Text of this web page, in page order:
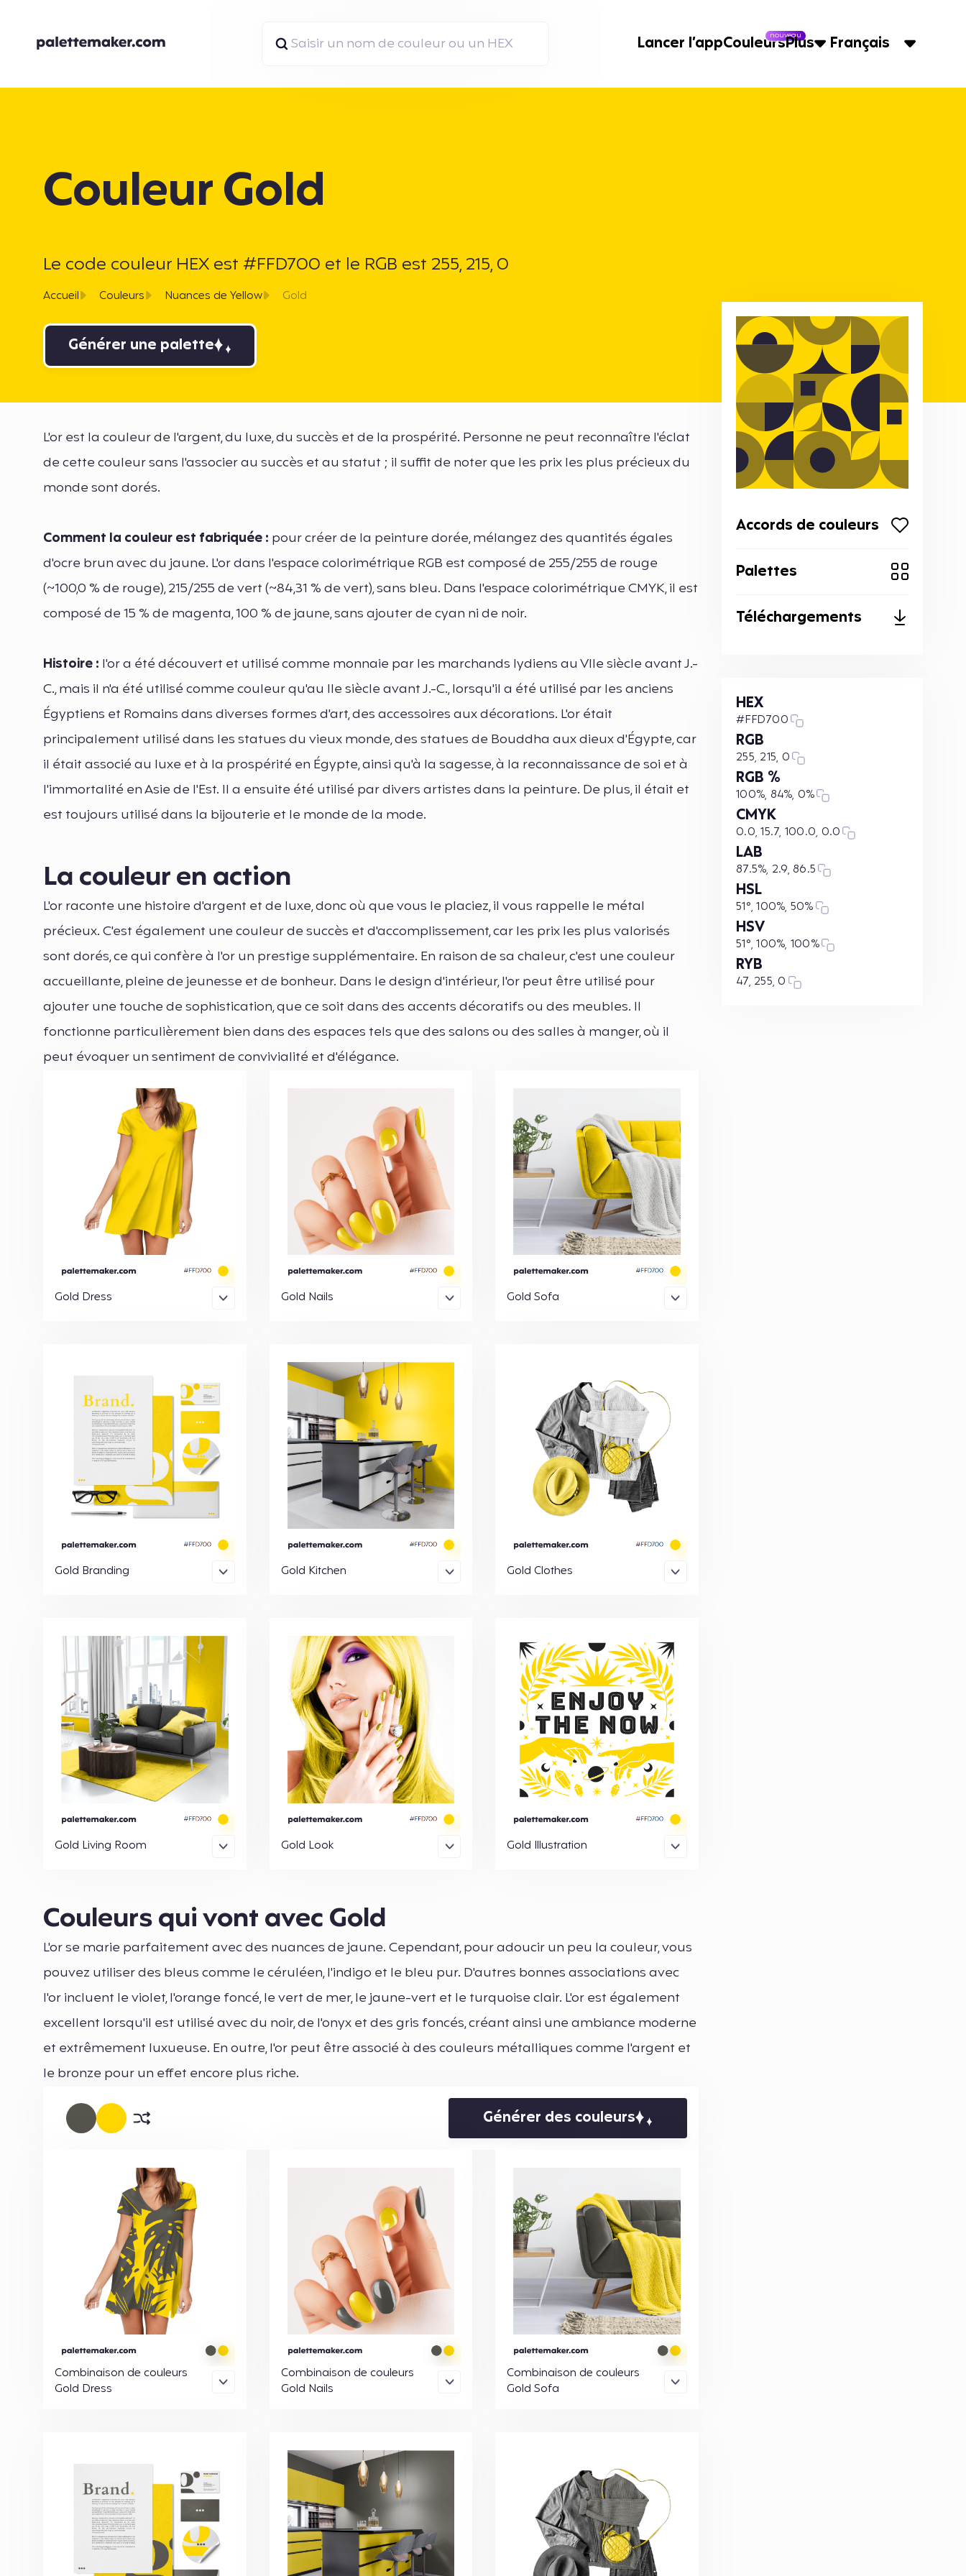
Lancer l’appCouleursnouveauPlus Français
Couleur Gold
Le code couleur HEX est #FFD700 et le RGB est 255, 215, 0
Accueil Couleurs Nuances de Yellow Gold
Générer une palette
L'or est la couleur de l'argent, du luxe, du succès et de la prospérité. Personne ne peut reconnaître l'éclat
de cette couleur sans l'associer au succès et au statut ; il suffit de noter que les prix les plus précieux du
monde sont dorés.
Comment la couleur est fabriquée : pour créer de la peinture dorée, mélangez des quantités égales
d'ocre brun avec du jaune. L'or dans l'espace colorimétrique RGB est composé de 255/255 de rouge
(~100,0 % de rouge), 215/255 de vert (~84,31 % de vert), sans bleu. Dans l'espace colorimétrique CMYK, il est
composé de 15 % de magenta, 100 % de jaune, sans ajouter de cyan ni de noir.
Histoire : l'or a été découvert et utilisé comme monnaie par les marchands lydiens au VIIe siècle avant J.-
C., mais il n'a été utilisé comme couleur qu'au IIe siècle avant J.-C., lorsqu'il a été utilisé par les anciens
Égyptiens et Romains dans diverses formes d'art, des accessoires aux décorations. L'or était
principalement utilisé dans les statues du vieux monde, des statues de Bouddha aux dieux d'Égypte, car
il était associé au luxe et à la prospérité en Égypte, ainsi qu'à la sagesse, à la reconnaissance de soi et à
l'immortalité en Asie de l'Est. Il a ensuite été utilisé par divers artistes dans la peinture. De plus, il était et
est toujours utilisé dans la bijouterie et le monde de la mode.
La couleur en action
L'or raconte une histoire d'argent et de luxe, donc où que vous le placiez, il vous rappelle le métal
précieux. C'est également une couleur de succès et d'accomplissement, car les prix les plus valorisés
sont dorés, ce qui confère à l'or un prestige supplémentaire. En raison de sa chaleur, c'est une couleur
accueillante, pleine de jeunesse et de bonheur. Dans le design d'intérieur, l'or peut être utilisé pour
ajouter une touche de sophistication, que ce soit dans des accents décoratifs ou des meubles. Il
fonctionne particulièrement bien dans des espaces tels que des salons ou des salles à manger, où il
peut évoquer un sentiment de convivialité et d'élégance.
Gold Dress Gold Nails Gold Sofa
Gold Branding Gold Kitchen Gold Clothes
Gold Living Room Gold Look Gold Illustration
Couleurs qui vont avec Gold
L'or se marie parfaitement avec des nuances de jaune. Cependant, pour adoucir un peu la couleur, vous
pouvez utiliser des bleus comme le céruléen, l'indigo et le bleu pur. D'autres bonnes associations avec
l'or incluent le violet, l'orange foncé, le vert de mer, le jaune-vert et le turquoise clair. L'or est également
excellent lorsqu'il est utilisé avec du noir, de l'onyx et des gris foncés, créant ainsi une ambiance moderne
et extrêmement luxueuse. En outre, l'or peut être associé à des couleurs métalliques comme l'argent et
le bronze pour un effet encore plus riche.
Générer des couleurs
Combinaison de couleurs
Gold Dress
Combinaison de couleurs
Gold Nails
Combinaison de couleurs
Gold Sofa
Accords de couleurs
Palettes
Téléchargements
HEX
#FFD700
RGB
255, 215, 0
RGB %
100%, 84%, 0%
CMYK
0.0, 15.7, 100.0, 0.0
LAB
87.5%, 2.9, 86.5
HSL
51°, 100%, 50%
HSV
51°, 100%, 100%
RYB
47, 255, 0